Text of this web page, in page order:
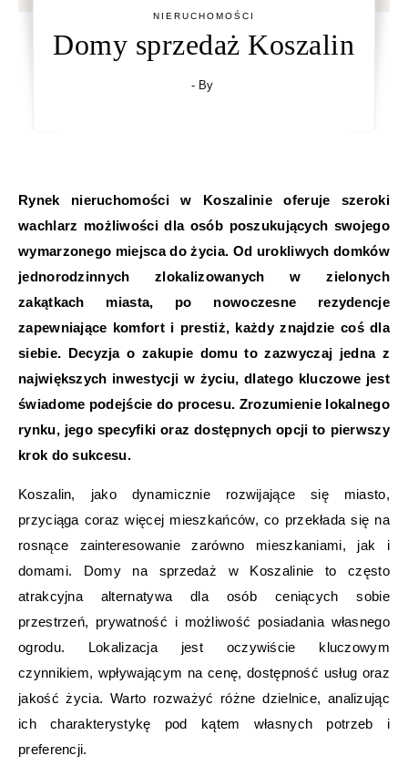
NIERUCHOMOŚCI
Domy sprzedaż Koszalin
- By
Rynek nieruchomości w Koszalinie oferuje szeroki
wachlarz możliwości dla osób poszukujących swojego
wymarzonego miejsca do życia. Od urokliwych domków
jednorodzinnych zlokalizowanych w zielonych
zakątkach miasta, po nowoczesne rezydencje
zapewniające komfort i prestiż, każdy znajdzie coś dla
siebie. Decyzja o zakupie domu to zazwyczaj jedna z
największych inwestycji w życiu, dlatego kluczowe jest
świadome podejście do procesu. Zrozumienie lokalnego
rynku, jego specyfiki oraz dostępnych opcji to pierwszy
krok do sukcesu.
Koszalin, jako dynamicznie rozwijające się miasto,
przyciąga coraz więcej mieszkańców, co przekłada się na
rosnące zainteresowanie zarówno mieszkaniami, jak i
domami. Domy na sprzedaż w Koszalinie to często
atrakcyjna alternatywa dla osób ceniących sobie
przestrzeń, prywatność i możliwość posiadania własnego
ogrodu. Lokalizacja jest oczywiście kluczowym
czynnikiem, wpływającym na cenę, dostępność usług oraz
jakość życia. Warto rozważyć różne dzielnice, analizując
ich charakterystykę pod kątem własnych potrzeb i
preferencji.